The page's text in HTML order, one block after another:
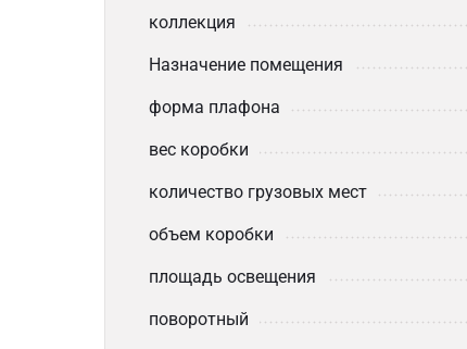
коллекция
Назначение помещения
форма плафона
вес коробки
количество грузовых мест
объем коробки
площадь освещения
поворотный